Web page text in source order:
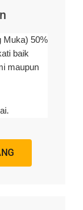
Muka) 50%
baik
maupun